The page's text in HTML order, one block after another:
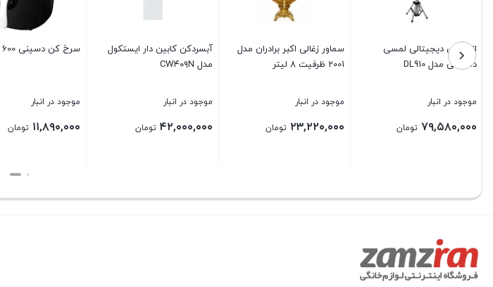
اتو پرس دیجیتالی لمسی
دلمونتی مدل DL910
موجود در انبار
۷۹,۵۸۰,۰۰۰ تومان
سماور زغالی اکبر برادران مدل
2001 ظرفیت 8 لیتر
موجود در انبار
۲۳,۲۲۰,۰۰۰ تومان
آبسردکن کابین دار ایستکول
مدل CW۴۰۹N
موجود در انبار
۴۲,۰۰۰,۰۰۰ تومان
سرخ کن دسینی Dessini 600
موجود در انبار
۱۱,۸۹۰,۰۰۰ تومان